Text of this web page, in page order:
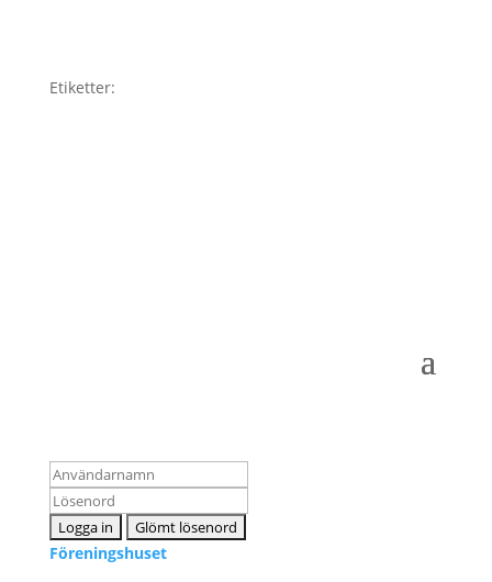
Etiketter:
Föreningshuset